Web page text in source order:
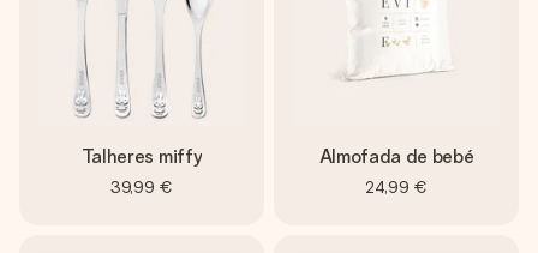
Talheres miffy
39,99 €
Almofada de bebé
24,99 €